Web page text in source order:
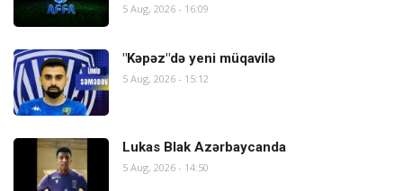
5 Aug, 2026 - 16:09
"Kəpəz"də yeni müqavilə
5 Aug, 2026 - 15:12
Lukas Blak Azərbaycanda
5 Aug, 2026 - 14:50